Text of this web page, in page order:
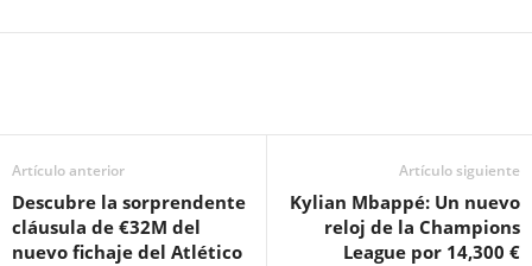
Artículo anterior
Descubre la sorprendente
cláusula de €32M del
nuevo fichaje del Atlético
Artículo siguiente
Kylian Mbappé: Un nuevo
reloj de la Champions
League por 14,300 €